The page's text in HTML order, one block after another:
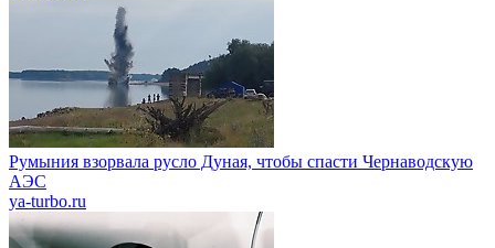
Румыния взорвала русло Дуная, чтобы спасти Чернаводскую
АЭС
ya-turbo.ru